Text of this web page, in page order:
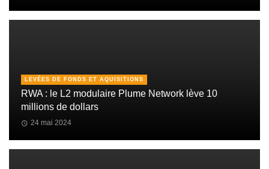
LEVÉES DE FONDS ET AQUISITIONS
RWA : le L2 modulaire Plume Network lève 10
millions de dollars
24 mai 2024